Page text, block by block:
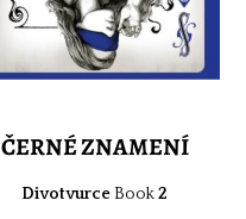
ČERNÉ ZNAMENÍ
DivotvurceBook2